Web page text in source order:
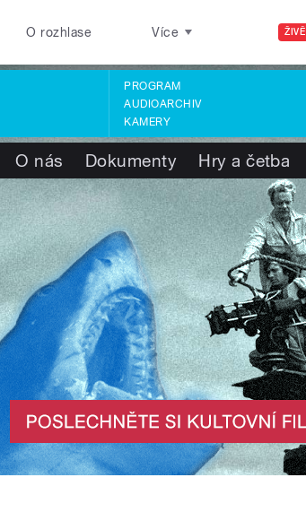
ŽIVĚ
O rozhlase Více
PROGRAM
AUDIOARCHIV
KAMERY
O nás Dokumenty Hry a četba